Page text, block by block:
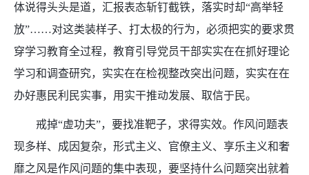
体说得头头是道，汇报表态斩钉截铁，落实时却“高举轻
放”……对这类装样子、打太极的行为，必须把实的要求贯
穿学习教育全过程，教育引导党员干部实实在在抓好理论
学习和调查研究，实实在在检视整改突出问题，实实在在
办好惠民利民实事，用实干推动发展、取信于民。
戒掉“虚功夫”，要找准靶子，求得实效。作风问题表
现多样、成因复杂，形式主义、官僚主义、享乐主义和奢
靡之风是作风问题的集中表现，要坚持什么问题突出就着